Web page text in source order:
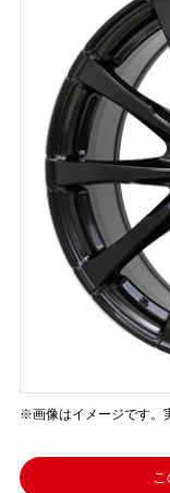
※画像はイメージです。